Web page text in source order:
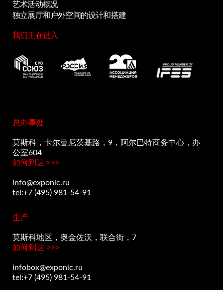
艺术活动概况
独立展厅和户外空间的设计和搭建
我们正在进入
总办事处
莫斯科，卡尔曼尼茨基路，9，阿尔巴特商务中心，办
公室604
info@exponic.ru
tel:+7 (495) 981-54-91
如何到达 >>>
生产
莫斯科地区，奥金佐沃，联合街，7
infobox@exponic.ru
tel:+7 (495) 981-54-91
如何到达 >>>